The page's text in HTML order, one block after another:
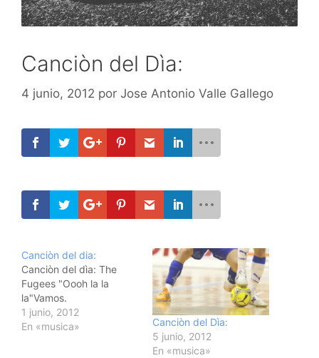
Canciòn del Dìa:
4 junio, 2012 por Jose Antonio Valle Gallego
Canciòn del dia:
Canciòn del dìa: The
Fugees "Oooh la la
la"Vamos.
1 junio, 2012
En «musica»
Canciòn del Dìa:
5 junio, 2012
En «musica»